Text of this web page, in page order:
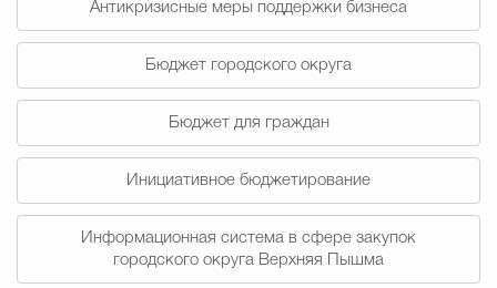
Муниципальная
Противодействие
Городская среда
Экономика Муниципальные
Антикризисные меры поддержки бизнеса
Бюджет городского округа
Бюджет для граждан
Инициативное бюджетирование
Информационная система в сфере закупок
городского округа Верхняя Пышма